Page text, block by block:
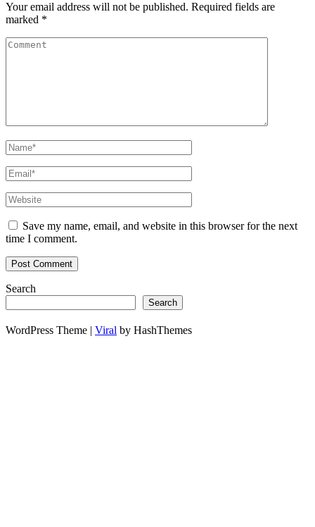
Your email address will not be published. Required fields are
marked *
Save my name, email, and website in this browser for the next
time I comment.
Search
Search
WordPress Theme | Viral by HashThemes